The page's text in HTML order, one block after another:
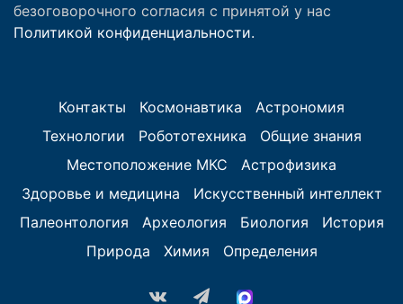
безоговорочного согласия с принятой у нас
Политикой конфиденциальности.
Контакты Космонавтика
Астрономия
Технологии
Робототехника
Общие знания
Местоположение МКС
Астрофизика
Здоровье и медицина
Искусственный интеллект
Палеонтология
Археология Биология
История
Природа
Химия Определения
vk.com Telegram